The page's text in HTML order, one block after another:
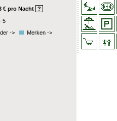
€ pro Nacht ?
5
->
Merken ->